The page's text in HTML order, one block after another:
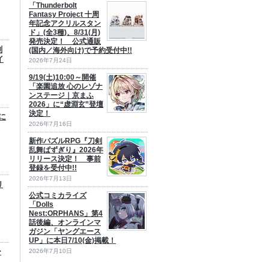
「Thunderbolt
Fantasy Project 十周
年記念アクリルスタン
ド」(全3種)、8/31(月)
発売決定！ 公式通販
(国内／海外向け)で予約受付中!!
2026年7月24日
9/19(土)10:00～開催
「楽園追放 心のレゾナ
ンステージ｜京まふ
2026」に“虚淵玄”登壇
決定！
2026年7月16日
新作パズルRPG『刀剣
乱舞ぱずぎり』2026年
リリース決定！ 事前
登録を受付中!!
2026年7月13日
公式コミカライズ
「Dolls
Nest:ORPHANS」第4
話後編、オンラインマ
ガジン「ヤングエース
UP」に本日7/10(金)掲載！
2026年7月10日